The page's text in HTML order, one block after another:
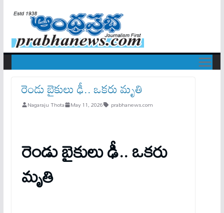
​రెండు బైకులు ఢీ.. ఒకరు మృతి
Nagaraju Thota May 11, 2026 prabhanews.com
​రెండు బైకులు ఢీ.. ఒకరు
మృతి